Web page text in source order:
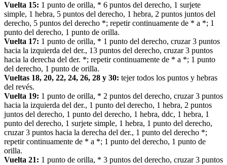
Vuelta 15: 1 punto de orilla, * 6 puntos del derecho, 1 surjete
simple, 1 hebra, 5 puntos del derecho, 1 hebra, 2 puntos juntos del
derecho, 5 puntos del derecho *; repetir continuamente de * a *; 1
punto del derecho, 1 punto de orilla.
Vuelta 17: 1 punto de orilla, * 1 punto del derecho, cruzar 3 puntos
hacia la izquierda del der., 13 puntos del derecho, cruzar 3 puntos
hacia la derecha del der. *; repetir continuamente de * a *; 1 punto
del derecho, 1 punto de orilla.
Vueltas 18, 20, 22, 24, 26, 28 y 30: tejer todos los puntos y hebras
del revés.
Vuelta 19: 1 punto de orilla, * 2 puntos del derecho, cruzar 3 puntos
hacia la izquierda del der., 1 punto del derecho, 1 hebra, 2 puntos
juntos del derecho, 1 punto del derecho, 1 hebra, ddc, 1 hebra, 1
punto del derecho, 1 surjete simple, 1 hebra, 1 punto del derecho,
cruzar 3 puntos hacia la derecha del der., 1 punto del derecho *;
repetir continuamente de * a *; 1 punto del derecho, 1 punto de
orilla.
Vuelta 21: 1 punto de orilla, * 3 puntos del derecho, cruzar 3 puntos